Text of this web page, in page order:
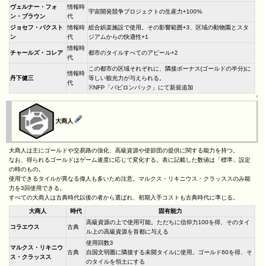
ヴェルナー・フォ
ン・ブラウン
情報時
代
宇宙開発競争プロジェクトの生産力+100%
ジョセフ・パクスト
ン
情報時
代
総合娯楽施設で使用。その影響範囲+3、区域の動物園とスタ
ジアムからの快適性+1
チャールズ・コレア
情報時
代
都市のタイルすべてのアピール+2
丹下健三
情報時
代
この都市の区域それぞれに、隣接ボーナス(ゴールドの半分)に
等しい観光力が与えられる。
※NFP「バビロンパック」にて新規追加
↑
大商人
大商人は主にゴールドや交易路の強化、高級資源や使節団の提供に関する能力を持つ。
なお、得られるゴールドはゲーム速度に応じて変化する。表に記載した数値は「標準」設定
の時のもの。
使用できるタイルが異なる偉人も多いため注意。マルクス・リキニウス・クラッススのみ能
力を3回使用できる。
すべての大商人は古典時代以後の者から選ばれ、初期入手コストも古典時代に準じる。
大商人 時代 固有能力
コラエウス 古典
高級資源の上で使用可能。ただちに信仰力100を得、そのタイ
ル上の高級資源を首都に与える
マルクス・リキニウ
ス・クラッスス
古典
使用回数3
自国文明圏に隣接する未開タイルに使用。ゴールド60を得、そ
のタイルを領土にする